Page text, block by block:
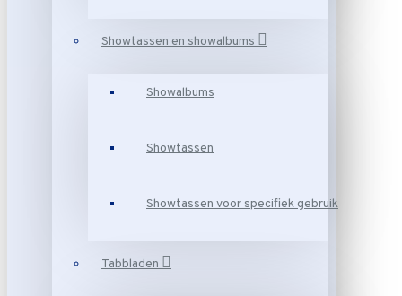
Showtassen en showalbums
Showalbums
Showtassen
Showtassen voor specifiek gebruik
Tabbladen